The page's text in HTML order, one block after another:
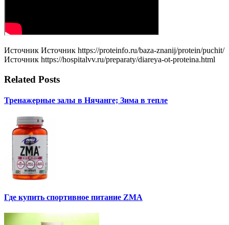
Источник Источник https://proteinfo.ru/baza-znanij/protein/puchit/
Источник https://hospitalvv.ru/preparaty/diareya-ot-proteina.html
Related Posts
Тренажерные залы в Нячанге; Зима в тепле
Где купить спортивное питание ZMA